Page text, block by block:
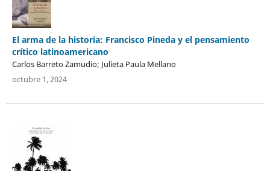
El arma de la historia: Francisco Pineda y el pensamiento
crítico latinoamericano
Carlos Barreto Zamudio; Julieta Paula Mellano
octubre 1, 2024